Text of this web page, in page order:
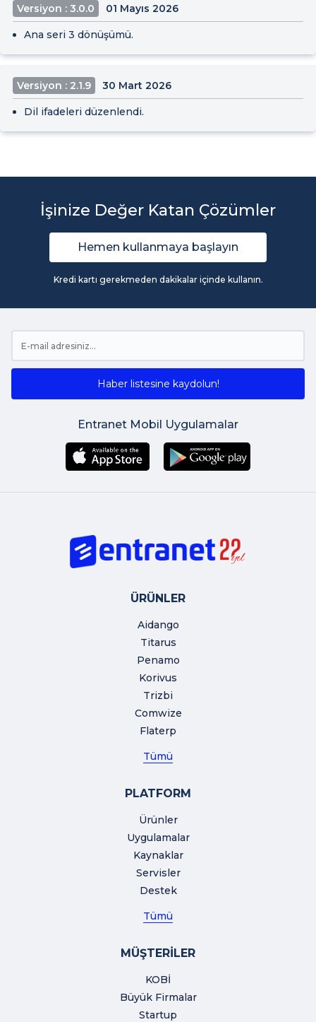
Versiyon : 3.0.0 01 Mayıs 2026
Ana seri 3 dönüşümü.
Versiyon : 2.1.9 30 Mart 2026
Dil ifadeleri düzenlendi.
İşinize Değer Katan Çözümler
Hemen kullanmaya başlayın
Kredi kartı gerekmeden dakikalar içinde kullanın.
Haber listesine kaydolun!
Entranet Mobil Uygulamalar
ÜRÜNLER
Aidango
Titarus
Penamo
Korivus
Trizbi
Comwize
Flaterp
Tümü
PLATFORM
Ürünler
Uygulamalar
Kaynaklar
Servisler
Destek
Tümü
MÜŞTERİLER
KOBİ
Büyük Firmalar
Startup